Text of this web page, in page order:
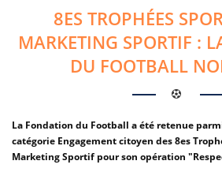
8ES TROPHÉES
MARKETING SPORTIF :
DU FOOTBALL
La Fondation du Football a été retenue
catégorie Engagement citoyen des 8es
Marketing Sportif pour son opération